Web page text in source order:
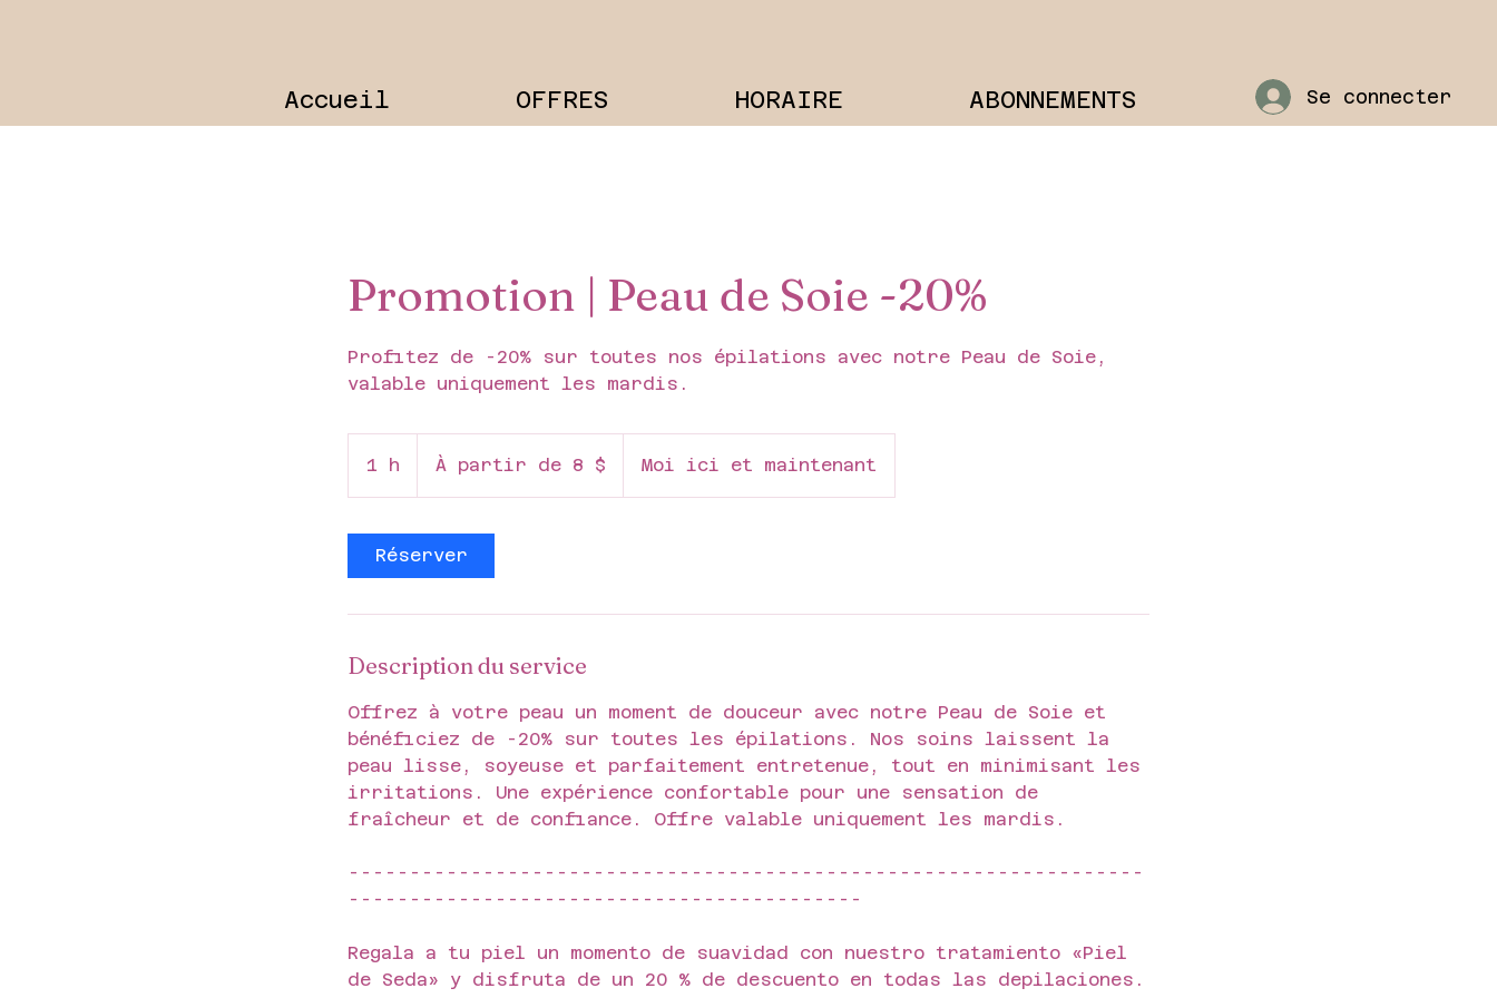
Accueil OFFRES HORAIRE ABONNEMENTS Se connecter
Promotion | Peau de Soie -20%
Profitez de -20% sur toutes nos épilations avec notre Peau de Soie,
valable uniquement les mardis.
1 h
partir
8 dollars
À partir de 8 $ Moi ici et maintenant
Réserver
Description du service
Offrez à votre peau un moment de douceur avec notre Peau de Soie et
bénéficiez de -20% sur toutes les épilations. Nos soins laissent la
peau lisse, soyeuse et parfaitement entretenue, tout en minimisant les
irritations. Une expérience confortable pour une sensation de
fraîcheur et de confiance. Offre valable uniquement les mardis.
-----------------------------------------------------------------
------------------------------------------
Regala a tu piel un momento de suavidad con nuestro tratamiento «Piel
de Seda» y disfruta de un 20 % de descuento en todas las depilaciones.